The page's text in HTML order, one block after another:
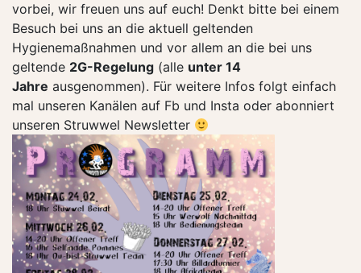
vorbei, wir freuen uns auf euch! Denkt bitte bei einem
Besuch bei uns an die aktuell geltenden
Hygienemaßnahmen und vor allem an die bei uns
geltende 2G-Regelung (alle unter 14
Jahre ausgenommen). Für weitere Infos folgt einfach
mal unseren Kanälen auf Fb und Insta oder abonniert
unseren Struwwel Newsletter